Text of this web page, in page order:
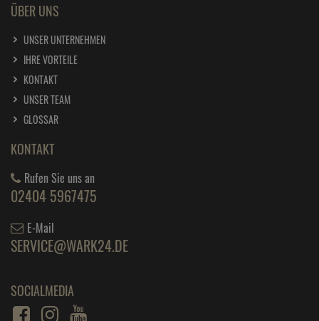
ÜBER UNS
UNSER UNTERNEHMEN
IHRE VORTEILE
KONTAKT
UNSER TEAM
GLOSSAR
KONTAKT
Rufen Sie uns an
02404 5967475
E-Mail
SERVICE@WARK24.DE
SOCIALMEDIA